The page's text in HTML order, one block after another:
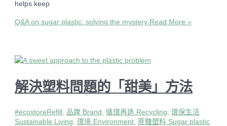
helps keep
Q&A on sugar plastic: solving the mystery Read More »
解決塑料問題的「甜美」方法
#ecostoreRefill 品牌 Brand ,循環再造 Recycling ,環保生活
Sustainable Living ,環境 Environment 蔗糖塑料 Sugar plastic